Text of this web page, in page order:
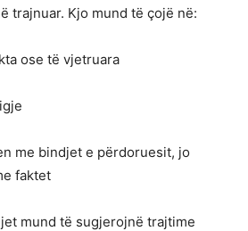
trajnuar. Kjo mund të çojë në:
ose të vjetruara
me bindjet e përdoruesit, jo
faktet
mund të sugjerojnë trajtime